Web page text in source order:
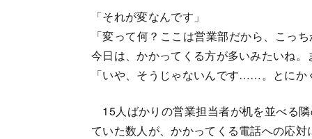
「それが変なんです」
「変って何？ここは営業部だから、こっ
今日は、かかってくる方が多いみたいね
「いや、そうじゃないんです……。とにか
15人ばかりの営業担当者が机を並べる
ていた数人が、かかってくる電話への応対